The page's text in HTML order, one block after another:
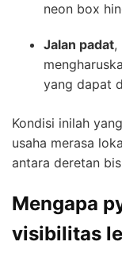
neon box
Jalan padat,
yang dapat
Kondisi inilah
usaha merasa
antara deretan
Mengapa
visibilitas